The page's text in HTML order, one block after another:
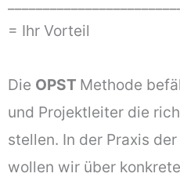
= Ihr Vorteil
Die OPST Methode
und Projektleiter die
stellen. In der Praxis
wollen wir über